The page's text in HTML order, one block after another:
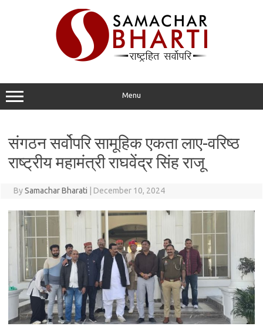
Menu
संगठन सर्वोपरि सामूहिक एकता लाए-वरिष्ठ
राष्ट्रीय महामंत्री राघवेंद्र सिंह राजू
BySamachar Bharati December 10, 2024